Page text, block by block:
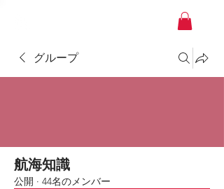
グループ
航海知識
公開 · 44名のメンバー